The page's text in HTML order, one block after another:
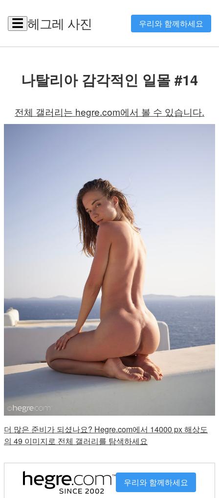
☰ 헤그레 사진 우리와 함께하세요
나탈리아 감각적인 일몰 #14
전체 갤러리는 hegre.com에서 볼 수 있습니다.
더 많은 준비가 되셨나요? Hegre.com에서 14000 px 해상도
의 49 이미지로 전체 갤러리를 탐색하세요
우리와 함께하세요